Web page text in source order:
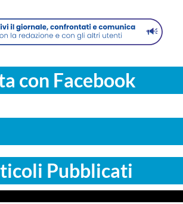
con Facebook
Pubblicati